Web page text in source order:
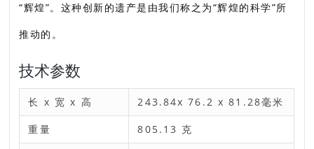
“辉煌”。这种创新的遗产是由我们称之为“辉煌的科学”所
推动的。
技术参数
长 x 宽 x 高 243.84x 76.2 x 81.28毫米
重量 805.13 克